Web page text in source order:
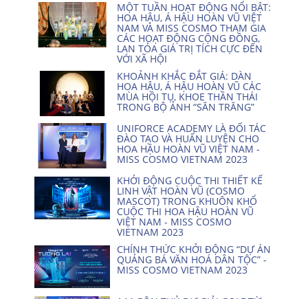
MỘT TUẦN HOẠT ĐỘNG NỔI BẬT:
HOA HẬU, Á HẬU HOÀN VŨ VIỆT
NAM VÀ MISS COSMO THAM GIA
CÁC HOẠT ĐỘNG CỘNG ĐỒNG,
LAN TỎA GIÁ TRỊ TÍCH CỰC ĐẾN
VỚI XÃ HỘI
KHOẢNH KHẮC ĐẮT GIÁ: DÀN
HOA HẬU, Á HẬU HOÀN VŨ CÁC
MÙA HỘI TỤ, KHOE THẦN THÁI
TRONG BỘ ẢNH “SĂN TRĂNG”
UNIFORCE ACADEMY LÀ ĐỐI TÁC
ĐÀO TẠO VÀ HUẤN LUYỆN CHO
HOA HẬU HOÀN VŨ VIỆT NAM -
MISS COSMO VIETNAM 2023
KHỞI ĐỘNG CUỘC THI THIẾT KẾ
LINH VẬT HOÀN VŨ (COSMO
MASCOT) TRONG KHUÔN KHỔ
CUỘC THI HOA HẬU HOÀN VŨ
VIỆT NAM - MISS COSMO
VIETNAM 2023
CHÍNH THỨC KHỞI ĐỘNG “DỰ ÁN
QUẢNG BÁ VĂN HOÁ DÂN TỘC” -
MISS COSMO VIETNAM 2023